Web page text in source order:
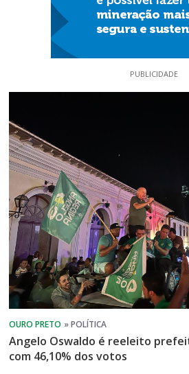
PUBLICIDADE
Angelo Oswaldo é reeleito
com 46,10% dos votos